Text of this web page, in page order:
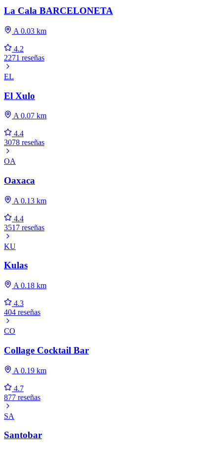
La Cala BARCELONETA
A 0.03 km
4.2
2271 reseñas
EL
El Xulo
A 0.07 km
4.4
3078 reseñas
OA
Oaxaca
A 0.13 km
4.4
3517 reseñas
KU
Kulas
A 0.18 km
4.3
404 reseñas
CO
Collage Cocktail Bar
A 0.19 km
4.7
877 reseñas
SA
Santobar